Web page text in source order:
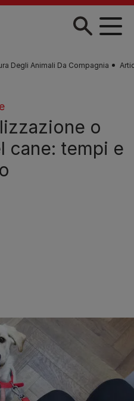
Degli Animali Da Compagnia
o
cane: tempi e